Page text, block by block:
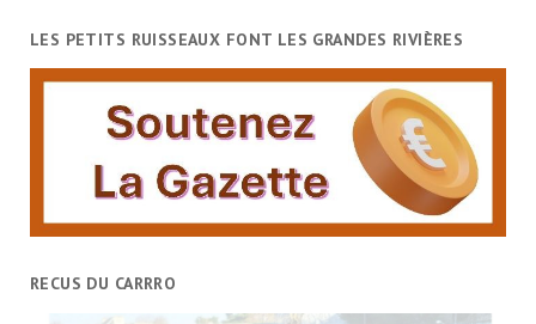
LES PETITS RUISSEAUX FONT LES GRANDES RIVIÈRES
RECUS DU CARRRO